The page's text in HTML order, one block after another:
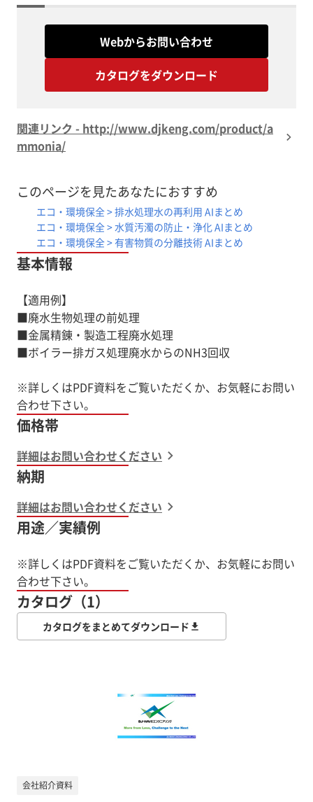
【特長】
■必要濃度でアンモニアを回収
■樹脂製規則充填物を使用した放散塔設計
■ヒートポンプを組み込んだ省エネルギータイプ
■回収アンモニアの完全分解処理も対応
Webからお問い合わせ
カタログをダウンロード
関連リンク - http://www.djkeng.com/product/a
mmonia/
このページを見たあなたにおすすめ
エコ・環境保全 > 排水処理水の再利用 AIまとめ
エコ・環境保全 > 水質汚濁の防止・浄化 AIまとめ
エコ・環境保全 > 有害物質の分離技術 AIまとめ
基本情報
【適用例】
■廃水生物処理の前処理
■金属精錬・製造工程廃水処理
■ボイラー排ガス処理廃水からのNH3回収
※詳しくはPDF資料をご覧いただくか、お気軽にお問い
価格帯
詳細はお問い合わせください
納期
詳細はお問い合わせください
用途／実績例
※詳しくはPDF資料をご覧いただくか、お気軽にお問い
合わせ下さい。
カタログ（1）
カタログをまとめてダウンロード
会社紹介資料